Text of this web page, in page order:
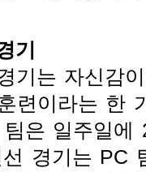
기
기는 자신감
련이라는 한
은 일주일에
선 경기는 PC